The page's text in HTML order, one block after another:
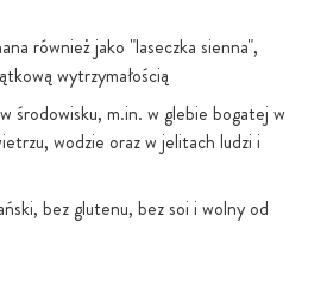
również jako "laseczka sienna",
wytrzymałością
środowisku, m.in. w glebie bogatej w
wodzie oraz w jelitach ludzi i
bez glutenu, bez soi i wolny od